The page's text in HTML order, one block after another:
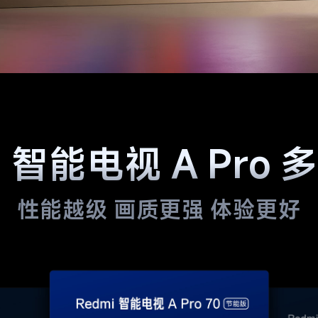
能电视 A Pro
性能越级 画质更强 体验更好